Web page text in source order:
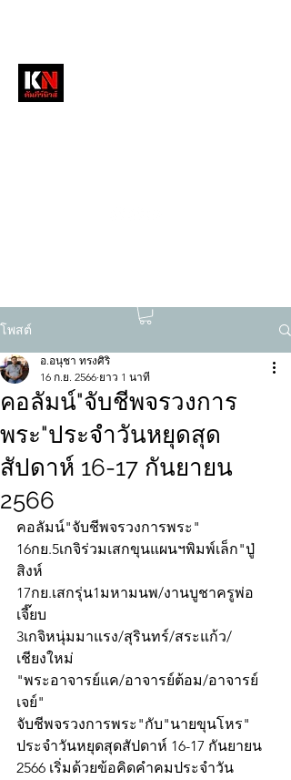
โพสต์
คอลัมน์"จับชีพจรวงการ
พระ"ประจำวันหยุดสุด
สัปดาห์ 16-17 กันยายน
2566
อ.อนุชา ทรงศิริ
16 ก.ย. 2566 ยาว 1 นาที
คอลัมน์"จับชีพจรวงการพระ"
16กย.5เกจิร่วมเสกขุนแผนฯพิมพ์เล็ก"ปู่
สิงห์
17กย.เสกรุ่น1มหามนพ/งานบูชาครูพ่อ
เจี๊ยบ
3เกจิหนุ่มมาแรง/สุรินทร์/สระแก้ว/
เชียงใหม่
"พระอาจารย์แค/อาจารย์ต้อม/อาจารย์
เจย์"
จับชีพจรวงการพระ"กับ"นายขุนโหร"
ประจำวันหยุดสุดสัปดาห์ 16-17 กันยายน
2566 เริ่มด้วยข้อคิดคำคมประจำวัน